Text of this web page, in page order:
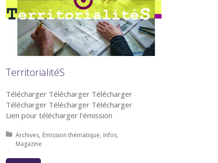
TerritorialitéS
Télécharger Télécharger Télécharger
Télécharger Télécharger Télécharger
Lien pour télécharger l’émission
Posted in:
Archives Émission thématique Infos
Magazine